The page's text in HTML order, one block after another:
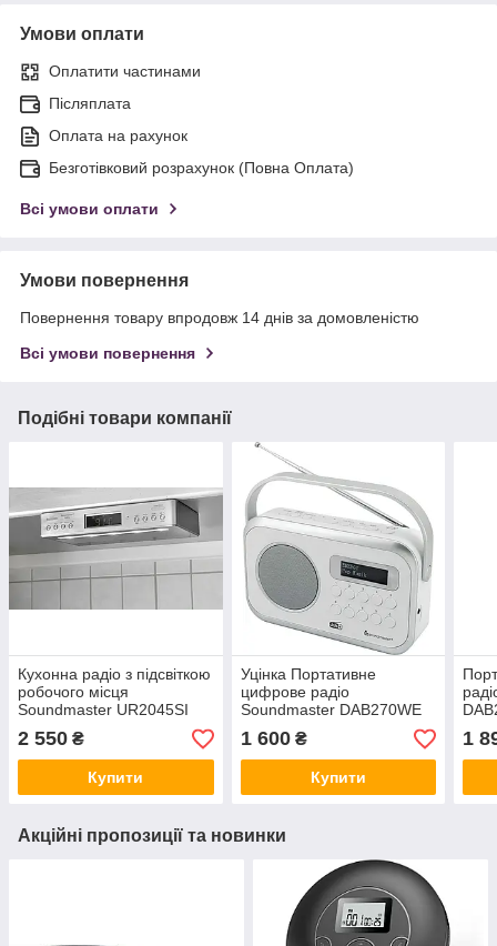
Умови оплати
Оплатити частинами
Післяплата
Оплата на рахунок
Безготівковий розрахунок (Повна Оплата)
Всі умови оплати
Умови повернення
Повернення товару впродовж 14 днів за домовленістю
Всі умови повернення
Подібні товари компанії
Кухонна радіо з підсвіткою
робочого місця
Soundmaster UR2045SI
DAB+ і FM-RDS, Bluetooth,
Німеччина
2 550 ₴
Купити
Уцінка Портативне
цифрове радіо
Soundmaster DAB270WE
DAB+ FM RDS з роз'ємом
для навушників, Германі
1 600₴
Купити
з
1
Акційні пропозиції та новинки